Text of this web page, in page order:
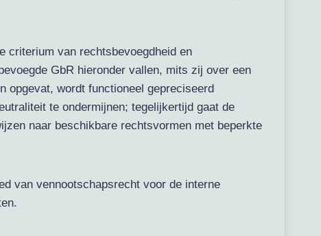
criterium van rechtsbevoegdheid en
GbR hieronder vallen, mits zij over een
opgevat, wordt functioneel gepreciseerd
te ondermijnen; tegelijkertijd gaat de
naar beschikbare rechtsvormen met beperkte
van vennootschapsrecht voor de interne